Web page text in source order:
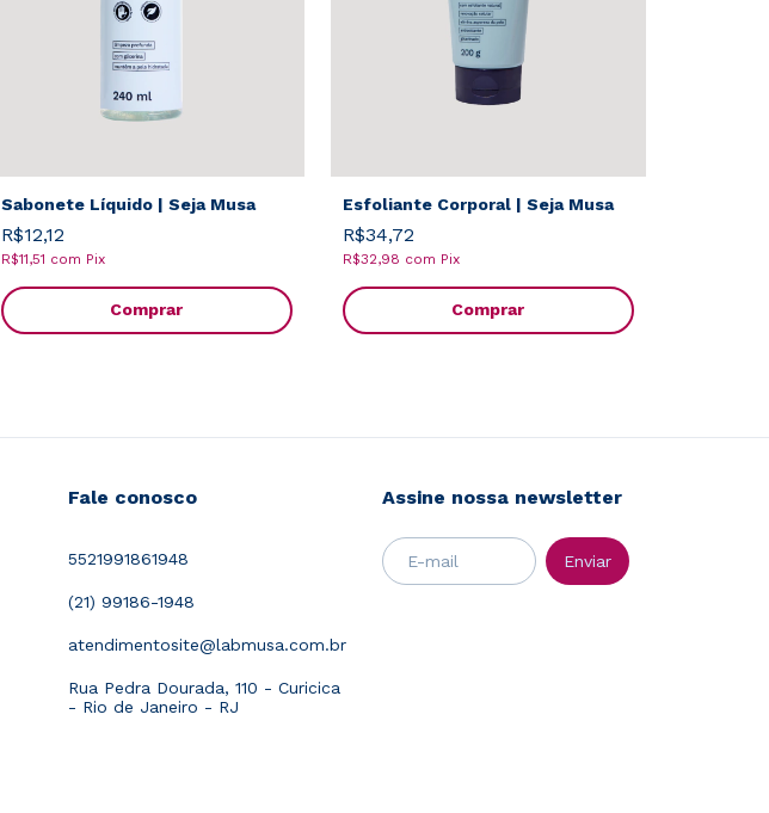
Sabonete Líquido | Seja Musa
R$12,12
R$11,51 com Pix
Comprar
Esfoliante Corporal | Seja Musa
R$34,72
R$32,98 com Pix
Comprar
Fale conosco
5521991861948
(21) 99186-1948
atendimentosite@labmusa.com.br
Rua Pedra Dourada, 110 - Curicica
- Rio de Janeiro - RJ
Assine nossa newsletter